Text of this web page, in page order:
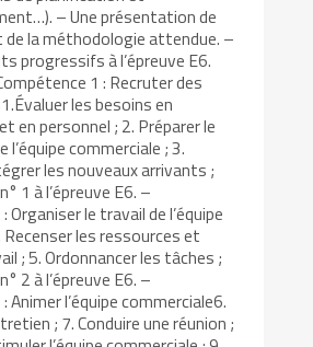
– Une présentation de
de la méthodologie attendue. –
progressifs à l’épreuve E6.
1 : Recruter des
les besoins en
en personnel ; 2. Préparer le
commerciale ; 3.
les nouveaux arrivants ;
1 à l’épreuve E6. –
Organiser le travail de l’équipe
les ressources et
; 5. Ordonnancer les tâches ;
2 à l’épreuve E6. –
Animer l’équipe commerciale6.
; 7. Conduire une réunion ;